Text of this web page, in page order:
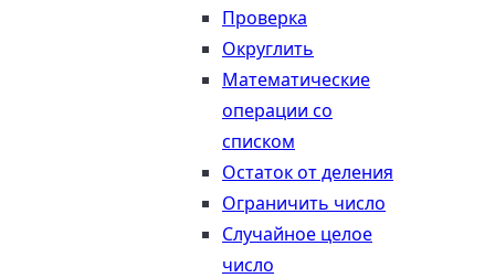
Проверка
Округлить
Математические
операции со
списком
Остаток от деления
Ограничить число
Случайное целое
число